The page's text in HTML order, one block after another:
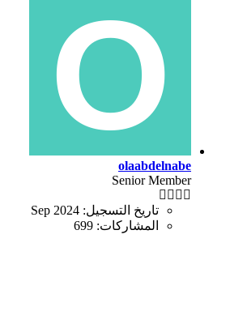
olaabdelnabe
Senior Member
تاريخ التسجيل: Sep 2024
المشاركات: 699